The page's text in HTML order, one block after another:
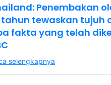
Penembakan
tahun tewaskan tujuh
fakta yang telah
selengkapnya